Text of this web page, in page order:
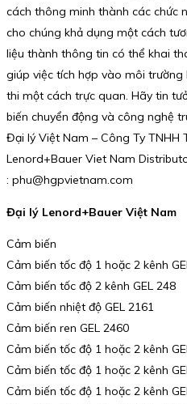
cách thông minh thành các chức
cho chúng khả dụng một cách
liệu thành thông tin có thể khai
giúp việc tích hợp vào môi
thi một cách trực quan. Hãy tin
biến chuyển động và công nghệ
Đại lý Việt Nam – Công Ty TNHH
Lenord+Bauer Viet Nam
: phu@hgpvietnam.com
Đại lý Lenord+Bauer Việt Nam
Cảm biến
Cảm biến tốc độ 1 hoặc 2 kênh
Cảm biến tốc độ 2 kênh GEL 248
Cảm biến nhiệt độ GEL 2161
Cảm biến ren GEL 2460
Cảm biến tốc độ 1 hoặc 2 kênh
Cảm biến tốc độ 1 hoặc 2 kênh
Cảm biến tốc độ 1 hoặc 2 kênh